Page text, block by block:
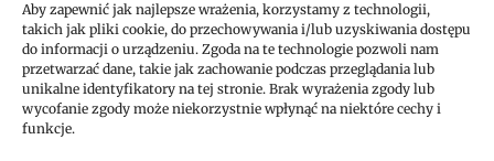
Aby zapewnić jak najlepsze wrażenia, korzystamy z technologii,
takich jak pliki cookie, do przechowywania i/lub uzyskiwania dostępu
do informacji o urządzeniu. Zgoda na te technologie pozwoli nam
przetwarzać dane, takie jak zachowanie podczas przeglądania lub
unikalne identyfikatory na tej stronie. Brak wyrażenia zgody lub
wycofanie zgody może niekorzystnie wpłynąć na niektóre cechy i
funkcje.
wyglądać młodo, ale także czuć się dobrze we własnym
ciele.
Medycyna estetyczna przestaje być postrzegana
jedynie jako narzędzie poprawiania urody. Staje się
częścią stylu życia, w którym dbanie o zdrowie, urodę i